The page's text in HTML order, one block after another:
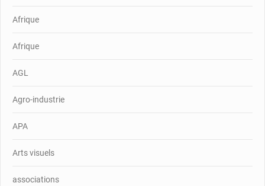
Afrique
Afrique
AGL
Agro-industrie
APA
Arts visuels
associations